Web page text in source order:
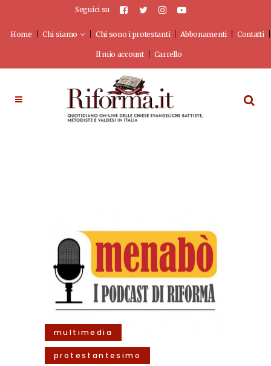
Seguici su
Home Chi siamo Chi sono i protestanti Abbonamenti Contatti
Il mio account Carrello
multimedia
protestantesimo